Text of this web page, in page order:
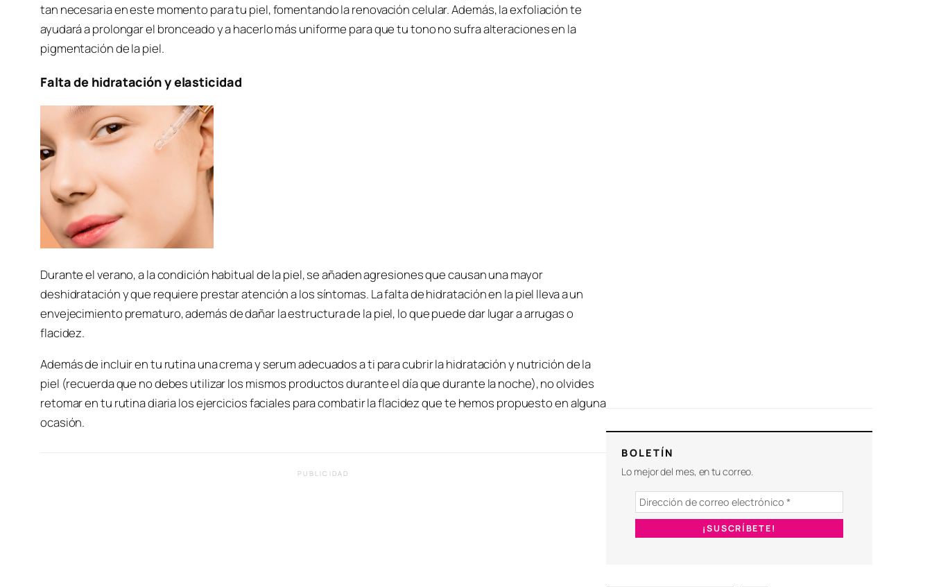
tan necesaria en este momento para tu piel, fomentando la renovación celular. Además, la exfoliación te
ayudará a prolongar el bronceado y a hacerlo más uniforme para que tu tono no sufra alteraciones en la
pigmentación de la piel.
Falta de hidratación y elasticidad
Durante el verano, a la condición habitual de la piel, se añaden agresiones que causan una mayor
deshidratación y que requiere prestar atención a los síntomas. La falta de hidratación en la piel lleva a un
envejecimiento prematuro, además de dañar la estructura de la piel, lo que puede dar lugar a arrugas o
flacidez.
Además de incluir en tu rutina una crema y serum adecuados a ti para cubrir la hidratación y nutrición de la
piel (recuerda que no debes utilizar los mismos productos durante el día que durante la noche), no olvides
retomar en tu rutina diaria los ejercicios faciales para combatir la flacidez que te hemos propuesto en alguna
ocasión.
PUBLICIDAD
BOLETÍN
Lo mejor del mes, en tu correo.